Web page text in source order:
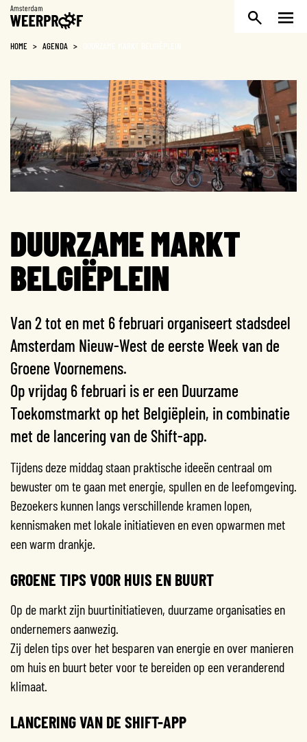
Weerproof
HOME > AGENDA >
DUURZAME MARKT
BELGIËPLEIN
Van 2 tot en met 6 februari organiseert stadsdeel
Amsterdam Nieuw-West de eerste Week van de
Groene Voornemens.
Op vrijdag 6 februari is er een Duurzame
Toekomstmarkt op het Belgiëplein, in combinatie
met de lancering van de Shift-app.
Tijdens deze middag staan praktische ideeën centraal om
bewuster om te gaan met energie, spullen en de leefomgeving.
Bezoekers kunnen langs verschillende kramen lopen,
kennismaken met lokale initiatieven en even opwarmen met
een warm drankje.
GROENE TIPS VOOR HUIS EN BUURT
Op de markt zijn buurtinitiatieven, duurzame organisaties en
ondernemers aanwezig.
Zij delen tips over het besparen van energie en over manieren
om huis en buurt beter voor te bereiden op een veranderend
klimaat.
LANCERING VAN DE SHIFT-APP